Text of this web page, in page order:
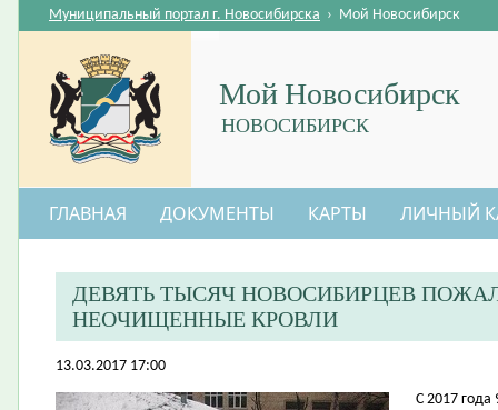
Мой Новосибирск
НОВОСИБИРСК
Муниципальный портал г. Новосибирска › Мой Новосибирск
ГЛАВНАЯ ДОКУМЕНТЫ КАРТЫ ЛИЧНЫЙ
ДЕВЯТЬ ТЫСЯЧ НОВОСИБИРЦЕВ
НЕОЧИЩЕННЫЕ КРОВЛИ
13.03.2017 17:00
​С 2017 года